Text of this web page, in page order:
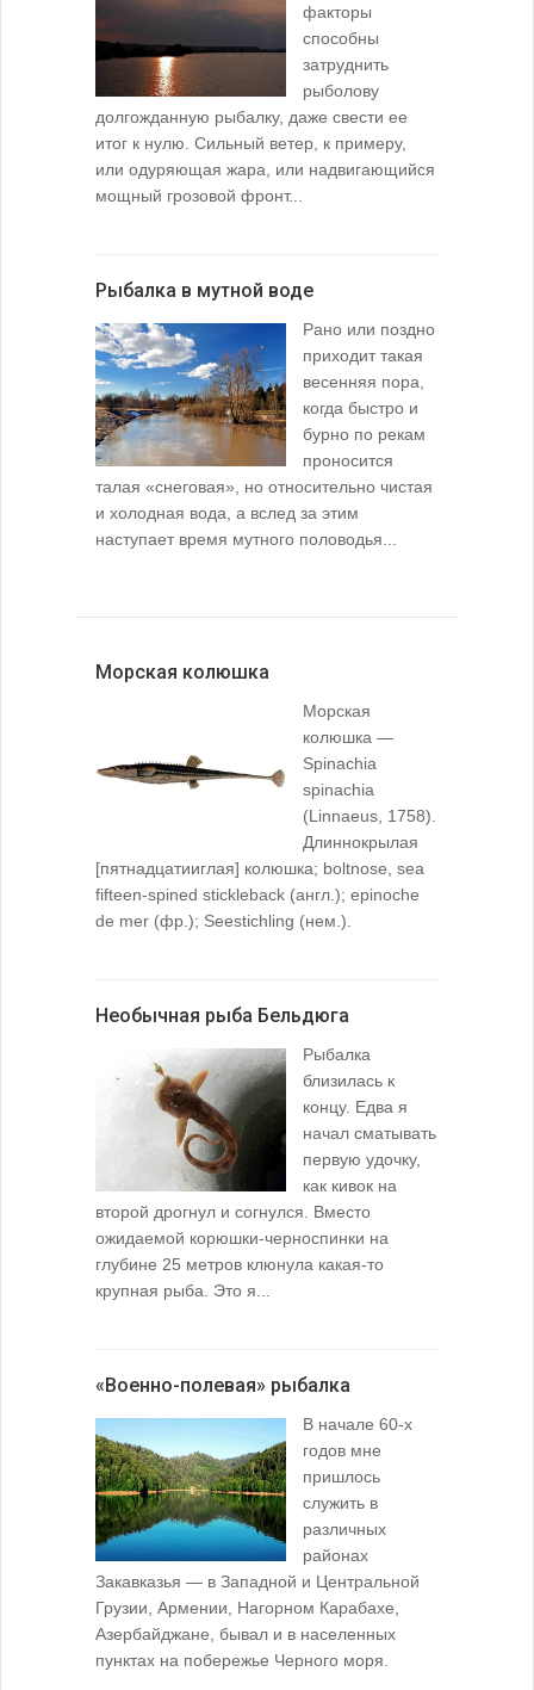
факторы
способны
затруднить
рыболову
долгожданную рыбалку, даже свести ее
итог к нулю. Сильный ветер, к примеру,
или одуряющая жара, или надвигающийся
мощный грозовой фронт...
Рыбалка в мутной воде
Рано или поздно
приходит такая
весенняя пора,
когда быстро и
бурно по рекам
проносится
талая «снеговая», но относительно чистая
и холодная вода, а вслед за этим
наступает время мутного половодья...
Морская колюшка
Морская
колюшка —
Spinachia
spinachia
(Linnaeus, 1758).
Длиннокрылая
[пятнадцатииглая] колюшка; boltnose, sea
fifteen-spined stickleback (англ.); epinoche
de mer (фр.); Seestichling (нем.).
Необычная рыба Бельдюга
Рыбалка
близилась к
концу. Едва я
начал сматывать
первую удочку,
как кивок на
второй дрогнул и согнулся. Вместо
ожидаемой корюшки-черноспинки на
глубине 25 метров клюнула какая-то
крупная рыба. Это я...
«Военно-полевая» рыбалка
В начале 60-х
годов мне
пришлось
служить в
различных
районах
Закавказья — в Западной и Центральной
Грузии, Армении, Нагорном Карабахе,
Азербайджане, бывал и в населенных
пунктах на побережье Черного моря.